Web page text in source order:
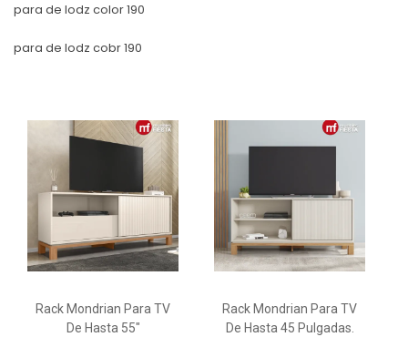
para de lodz color 190
para de lodz cobr 190
Rack Mondrian Para TV
De Hasta 55"
Rack Mondrian Para TV
De Hasta 45 Pulgadas.